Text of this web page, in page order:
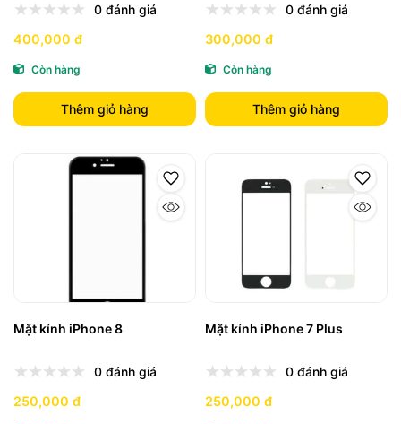
0 đánh giá
400,000 đ
Còn hàng
Thêm giỏ hàng
0 đánh giá
300,000 đ
Còn hàng
Thêm giỏ hàng
Mặt kính iPhone 8
0 đánh giá
250,000 đ
Mặt kính iPhone 7 Plus
0 đánh giá
250,000 đ